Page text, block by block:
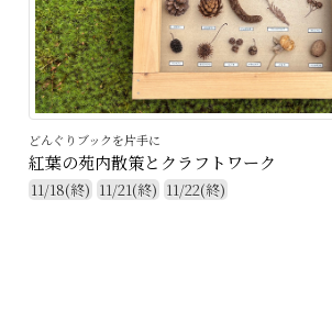
どんぐりブックを片手に
紅葉の苑内散策とクラフトワーク
11/18(終) 11/21(終) 11/22(終)